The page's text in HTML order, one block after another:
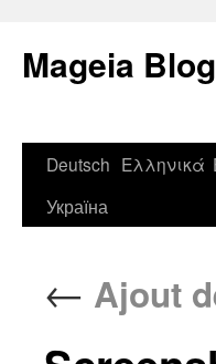
Mageia
Deutsch Ελληνικά
Україна
← Ajout